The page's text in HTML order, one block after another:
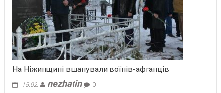
На Ніжинщині вшанували воїнів-афганців
15.02. nezhatin 0